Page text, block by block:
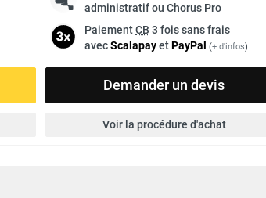
administratif ou Chorus Pro
PaiementCB 3 fois sans frais
avecScalapayetPayPal (+ d'infos)
Demander un devis
Voir la procédure d'achat